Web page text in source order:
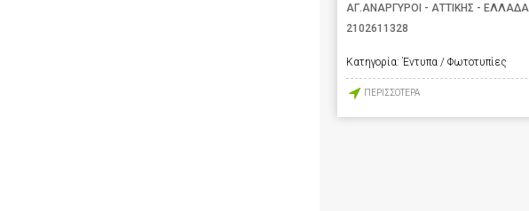
ΑΓ.ΑΝΑΡΓΥΡΟΙ - ΑΤΤΙΚΗΣ - ΕΛΛΑΔΑ
2102611328
Κατηγορία: Έντυπα / Φωτοτυπίες
ΠΕΡΙΣΣΟΤΕΡΑ